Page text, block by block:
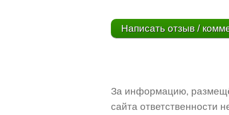
Написать отзыв /
За информацию,
сайта ответственности